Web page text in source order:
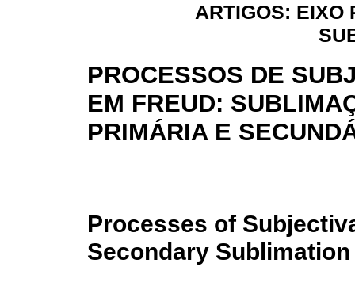
ARTIGOS: EIXO
PROCESSOS DE
EM FREUD:
PRIMÁRIA E
Processes of
Secondary Sublimation